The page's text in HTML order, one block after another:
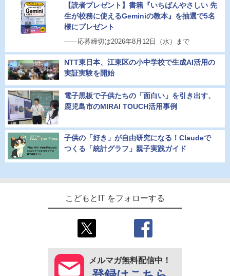
【読者プレゼント】書籍『いちばんやさしい 先
生が校務に使えるGeminiの教本』を抽選で5名
様にプレゼント
――応募締切は2026年8月12日（水）まで
NTT東日本、江東区の小中学校で生成AI活用の
実証実験を開始
電子黒板で子供たちの「面白い」を引き出す、
鹿児島市のMIRAI TOUCH活用事例
子供の「好き」が自由研究になる！Claudeで
つくる「統計グラフ」親子実践ガイド
こどもとIT をフォローする
メルマガ無料配信中！